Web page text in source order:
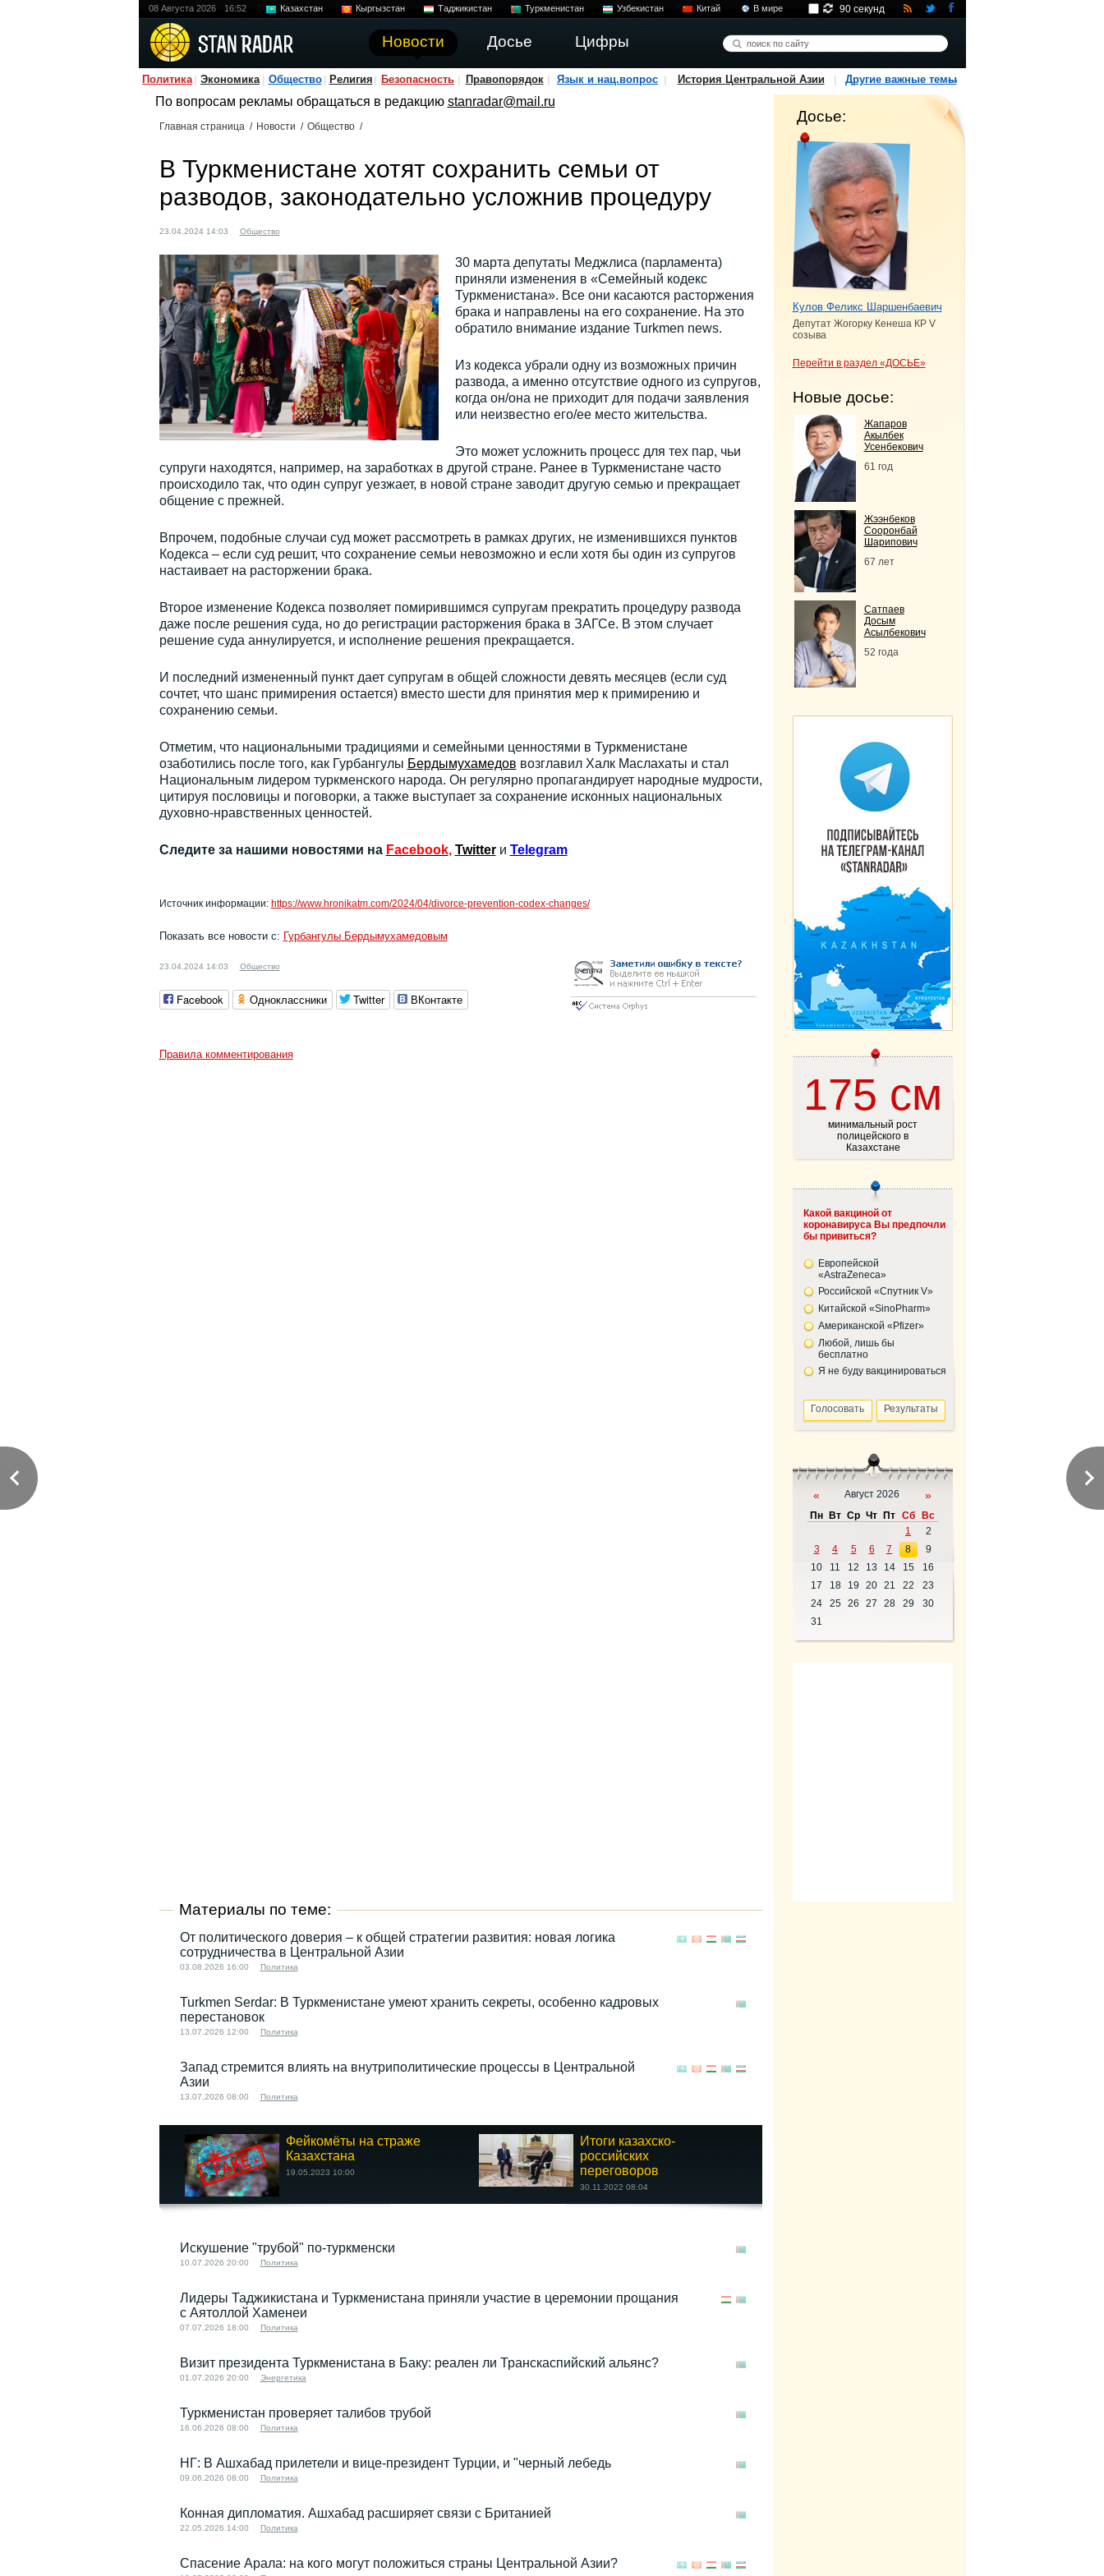
08 Августа 2026 16:52 Казахстан Кыргызстан Таджикистан Туркменистан Узбекистан Китай В мире
Новости Досье Цифры
90 секунд
Политика Экономика Общество Религия Безопасность Правопорядок Язык и нац.вопрос История Центральной Азии Другие важные темы
По вопросам рекламы обращаться в редакцию stanradar@mail.ru
Главная страница / Новости / Общество /
В Туркменистане хотят сохранить семьи от
разводов, законодательно усложнив процедуру
23.04.2024 14:03 Общество
30 марта депутаты Меджлиса (парламента)
приняли изменения в «Семейный кодекс
Туркменистана». Все они касаются расторжения
брака и направлены на его сохранение. На это
обратило внимание издание Turkmen news.
Из кодекса убрали одну из возможных причин
развода, а именно отсутствие одного из супругов,
когда он/она не приходит для подачи заявления
или неизвестно его/ее место жительства.
Это может усложнить процесс для тех пар, чьи
супруги находятся, например, на заработках в другой стране. Ранее в Туркменистане часто
происходило так, что один супруг уезжает, в новой стране заводит другую семью и прекращает
общение с прежней.
Впрочем, подобные случаи суд может рассмотреть в рамках других, не изменившихся пунктов
Кодекса – если суд решит, что сохранение семьи невозможно и если хотя бы один из супругов
настаивает на расторжении брака.
Второе изменение Кодекса позволяет помирившимся супругам прекратить процедуру развода
даже после решения суда, но до регистрации расторжения брака в ЗАГСе. В этом случает
решение суда аннулируется, и исполнение решения прекращается.
И последний измененный пункт дает супругам в общей сложности девять месяцев (если суд
сочтет, что шанс примирения остается) вместо шести для принятия мер к примирению и
сохранению семьи.
Отметим, что национальными традициями и семейными ценностями в Туркменистане
озаботились после того, как Гурбангулы Бердымухамедов возглавил Халк Маслахаты и стал
Национальным лидером туркменского народа. Он регулярно пропагандирует народные мудрости,
цитируя пословицы и поговорки, а также выступает за сохранение исконных национальных
духовно-нравственных ценностей.
Следите за нашими новостями на Facebook, Twitter и Telegram
Источник информации: https://www.hronikatm.com/2024/04/divorce-prevention-codex-changes/
Показать все новости с: Гурбангулы Бердымухамедовым
23.04.2024 14:03 Общество
Facebook Одноклассники Twitter ВКонтакте
Правила комментирования
Материалы по теме:
От политического доверия – к общей стратегии развития: новая логика
сотрудничества в Центральной Азии
03.08.2026 16:00 Политика
Turkmen Serdar: В Туркменистане умеют хранить секреты, особенно кадровых
перестановок
13.07.2026 12:00 Политика
Запад стремится влиять на внутриполитические процессы в Центральной
Азии
13.07.2026 08:00 Политика
Фейкомёты на страже
Казахстана
19.05.2023 10:00
Итоги казахско-
российских
переговоров
30.11.2022 08:04
Искушение "трубой" по-туркменски
10.07.2026 20:00 Политика
Лидеры Таджикистана и Туркменистана приняли участие в церемонии прощания
с Аятоллой Хаменеи
07.07.2026 18:00 Политика
Визит президента Туркменистана в Баку: реален ли Транскаспийский альянс?
01.07.2026 20:00 Энергетика
Туркменистан проверяет талибов трубой
16.06.2026 08:00 Политика
НГ: В Ашхабад прилетели и вице-президент Турции, и "черный лебедь
09.06.2026 08:00 Политика
Конная дипломатия. Ашхабад расширяет связи с Британией
22.05.2026 14:00 Политика
Спасение Арала: на кого могут положиться страны Центральной Азии?
Досье:
Кулов Феликс Шаршенбаевич
Депутат Жогорку Кенеша КР V
созыва
Перейти в раздел «ДОСЬЕ»
Новые досье:
Жапаров
Акылбек
Усенбекович
61 год
Жээнбеков
Сооронбай
Шарипович
67 лет
Сатпаев
Досым
Асылбекович
52 года
175 см
минимальный рост
полицейского в
Казахстане
Какой вакциной от
коронавируса Вы предпочли
бы привиться?
Европейской
«AstraZeneca»
Российской «Спутник V»
Китайской «SinoPharm»
Американской «Pfizer»
Любой, лишь бы
бесплатно
Я не буду вакцинироваться
« Август 2026 »
Пн Вт Ср Чт Пт Сб
Вс
1
2
3
4 5 6 7 8
9
10
11 12 13 14 15
16
17
18 19 20 21 22
23
24
25 26 27 28 29
30
31